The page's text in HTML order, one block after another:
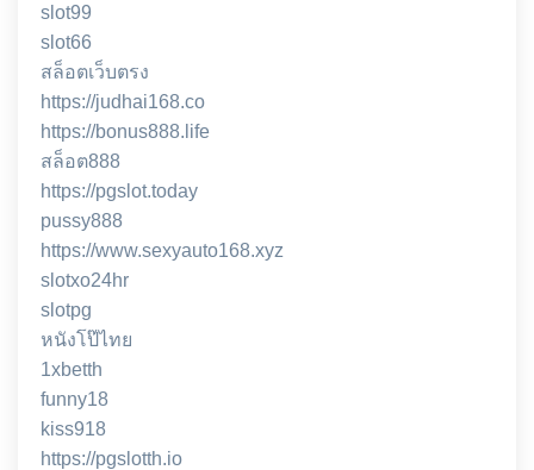
slot99
slot66
สล็อตเว็บตรง
https://judhai168.co
https://bonus888.life
สล็อต888
https://pgslot.today
pussy888
https://www.sexyauto168.xyz
slotxo24hr
slotpg
หนังโป๊ไทย
1xbetth
funny18
kiss918
https://pgslotth.io